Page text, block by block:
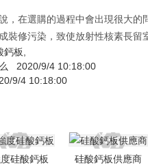
，在選購的過程中會出現很大
裝修污染，致使放射性核素長留
鈣板
2020/9/4 10:18:00
9/4 10:18:00
硅酸鈣板 硅酸鈣板供應商